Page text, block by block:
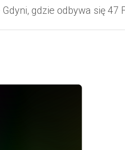
gdzie odbywa się 47